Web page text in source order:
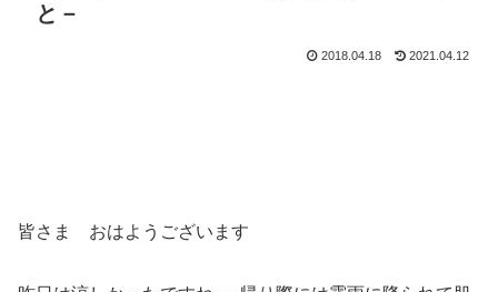
と－
2018.04.18 2021.04.12
皆さま おはようございます